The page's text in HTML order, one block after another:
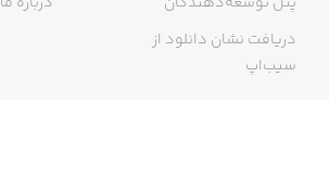
دریافت نشان دانلود از
سیب‌اپ